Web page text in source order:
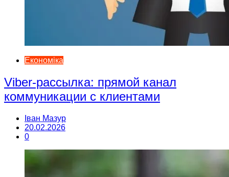
Економіка
Viber-рассылка: прямой канал
коммуникации с клиентами
Іван Мазур
20.02.2026
0